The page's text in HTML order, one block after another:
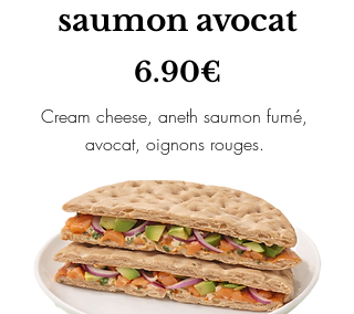
saumon avocat
6.90€
Cream cheese, aneth saumon fumé,
avocat, oignons rouges.